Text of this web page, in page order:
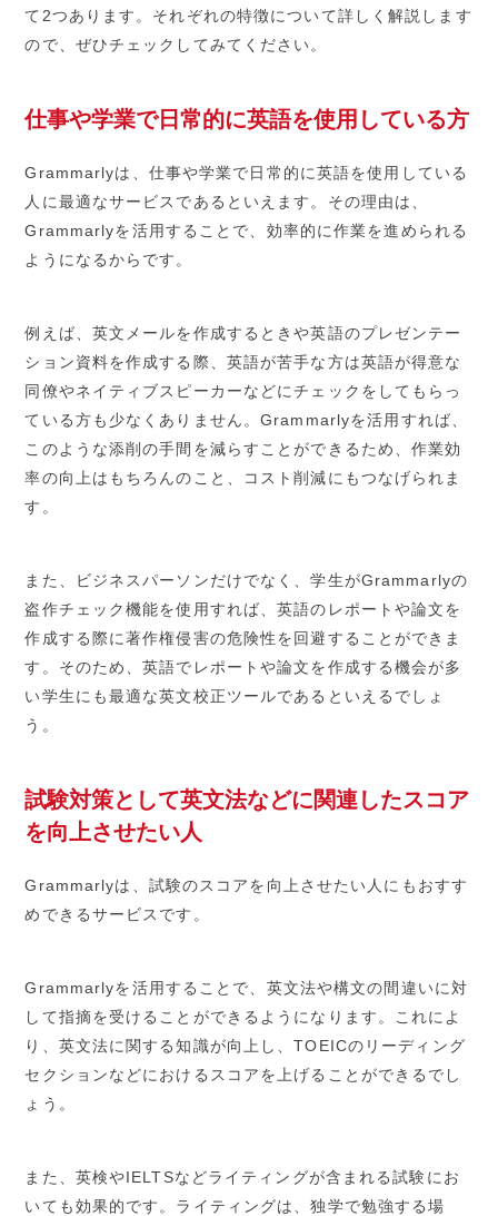
て2つあります。それぞれの特徴について詳しく解説します
ので、ぜひチェックしてみてください。
仕事や学業で日常的に英語を使用している方
Grammarlyは、仕事や学業で日常的に英語を使用している
人に最適なサービスであるといえます。その理由は、
Grammarlyを活用することで、効率的に作業を進められる
ようになるからです。
例えば、英文メールを作成するときや英語のプレゼンテー
ション資料を作成する際、英語が苦手な方は英語が得意な
同僚やネイティブスピーカーなどにチェックをしてもらっ
ている方も少なくありません。Grammarlyを活用すれば、
このような添削の手間を減らすことができるため、作業効
率の向上はもちろんのこと、コスト削減にもつなげられま
す。
また、ビジネスパーソンだけでなく、学生がGrammarlyの
盗作チェック機能を使用すれば、英語のレポートや論文を
作成する際に著作権侵害の危険性を回避することができま
す。そのため、英語でレポートや論文を作成する機会が多
い学生にも最適な英文校正ツールであるといえるでしょ
う。
試験対策として英文法などに関連したスコア
を向上させたい人
Grammarlyは、試験のスコアを向上させたい人にもおすす
めできるサービスです。
Grammarlyを活用することで、英文法や構文の間違いに対
して指摘を受けることができるようになります。これによ
り、英文法に関する知識が向上し、TOEICのリーディング
セクションなどにおけるスコアを上げることができるでし
ょう。
また、英検やIELTSなどライティングが含まれる試験にお
いても効果的です。ライティングは、独学で勉強する場